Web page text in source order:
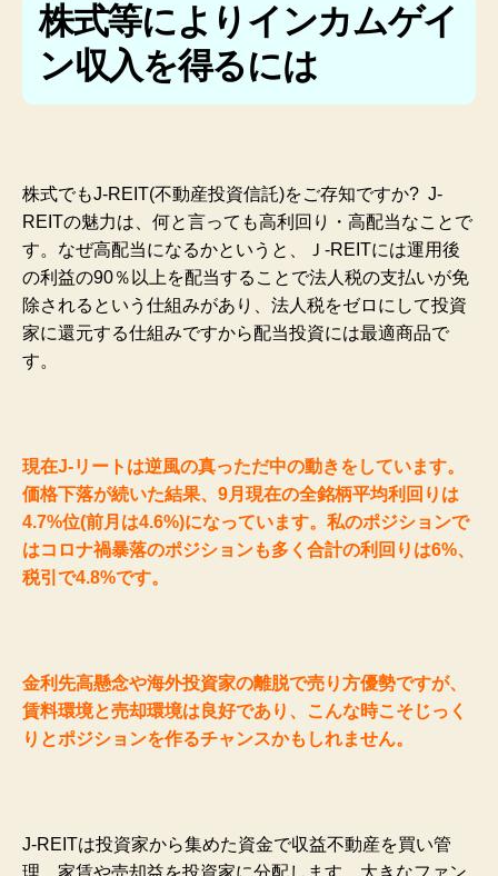
株式等によりインカムゲイ
ン収入を得るには
株式でもJ-REIT(不動産投資信託)をご存知ですか? J-
REITの魅力は、何と言っても高利回り・高配当なことで
す。なぜ高配当になるかというと、Ｊ-REITには運用後
の利益の90％以上を配当することで法人税の支払いが免
除されるという仕組みがあり、法人税をゼロにして投資
家に還元する仕組みですから配当投資には最適商品で
す。
現在J-リートは逆風の真っただ中の動きをしています。
価格下落が続いた結果、9月現在の全銘柄平均利回りは
4.7%位(前月は4.6%)になっています。私のポジションで
はコロナ禍暴落のポジションも多く合計の利回りは6%、
税引で4.8%です。
金利先高懸念や海外投資家の離脱で売り方優勢ですが、
賃料環境と売却環境は良好であり、こんな時こそじっく
りとポジションを作るチャンスかもしれません。
J-REITは投資家から集めた資金で収益不動産を買い管
理、家賃や売却益を投資家に分配します。大きなファン